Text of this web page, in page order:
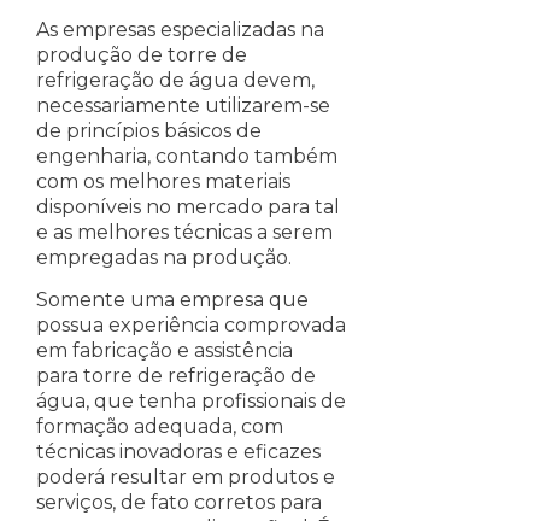
As empresas especializadas na
produção de torre de
refrigeração de água devem,
necessariamente utilizarem-se
de princípios básicos de
engenharia, contando também
com os melhores materiais
disponíveis no mercado para tal
e as melhores técnicas a serem
empregadas na produção.
Somente uma empresa que
possua experiência comprovada
em fabricação e assistência
para torre de refrigeração de
água, que tenha profissionais de
formação adequada, com
técnicas inovadoras e eficazes
poderá resultar em produtos e
serviços, de fato corretos para